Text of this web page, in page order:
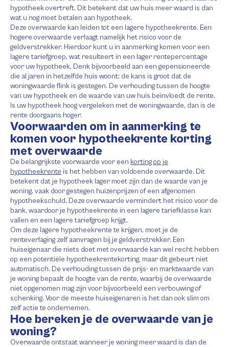
hypotheek overtreft. Dit betekent dat uw huis meer waard is dan
wat u nog moet betalen aan hypotheek.
Deze overwaarde kan leiden tot een lagere hypotheekrente. Een
hogere overwaarde verlaagt namelijk het risico voor de
geldverstrekker. Hierdoor kunt u in aanmerking komen voor een
lagere tariefgroep, wat resulteert in een lager rentepercentage
voor uw hypotheek. Denk bijvoorbeeld aan een gepensioneerde
die al jaren in hetzelfde huis woont; de kans is groot dat de
woningwaarde flink is gestegen. De verhouding tussen de hoogte
van uw hypotheek en de waarde van uw huis beïnvloedt de rente.
Is uw hypotheek hoog vergeleken met de woningwaarde, dan is de
rente doorgaans hoger.
Voorwaarden om in aanmerking te
komen voor hypotheekrente korting
met overwaarde
De belangrijkste voorwaarde voor een korting op je
hypotheekrente is het hebben van voldoende overwaarde. Dit
betekent dat je hypotheek lager moet zijn dan de waarde van je
woning, vaak door gestegen huizenprijzen of een afgenomen
hypotheekschuld. Deze overwaarde vermindert het risico voor de
bank, waardoor je hypotheekrente in een lagere tariefklasse kan
vallen en een lagere tariefgroep krijgt.
Om deze lagere hypotheekrente te krijgen, moet je de
renteverlaging zelf aanvragen bij je geldverstrekker. Een
huiseigenaar die niets doet met overwaarde kan wel recht hebben
op een potentiële hypotheekrentekorting, maar dit gebeurt niet
automatisch. De verhouding tussen de prijs- en marktwaarde van
je woning bepaalt de hoogte van de rente, waarbij de overwaarde
niet opgenomen mag zijn voor bijvoorbeeld een verbouwing of
schenking. Voor de meeste huiseigenaren is het dan ook slim om
zelf actie te ondernemen.
Hoe bereken je de overwaarde van je
woning?
Overwaarde ontstaat wanneer je woning meer waard is dan de